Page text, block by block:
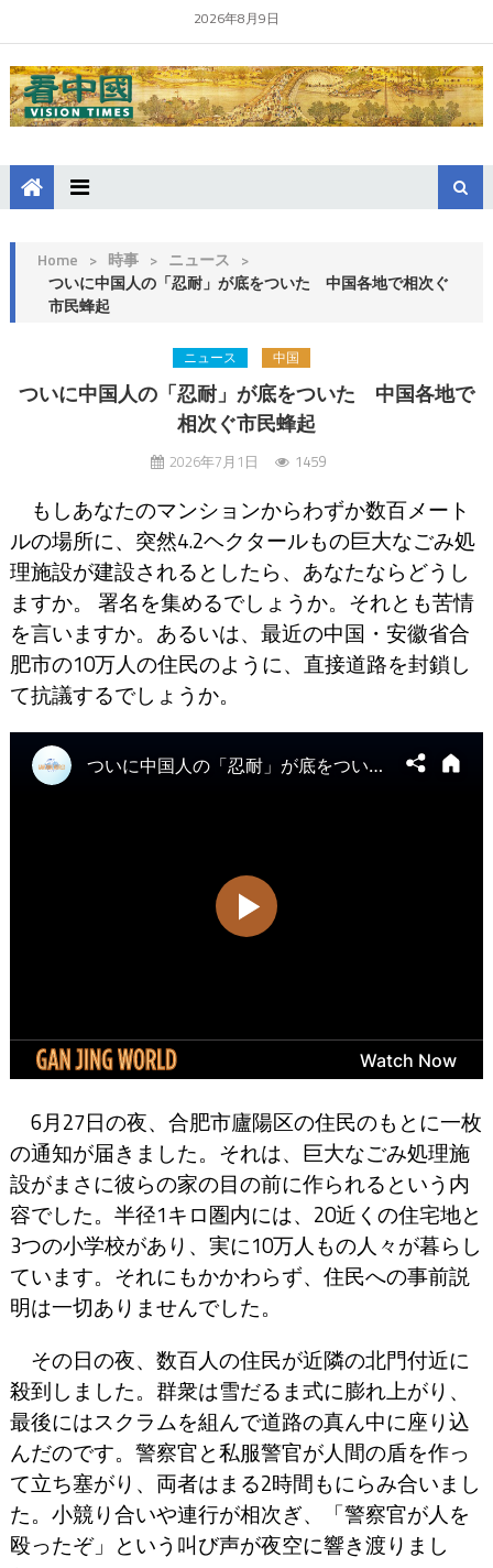
2026年8月9日
Home > 時事 > ニュース >
ついに中国人の「忍耐」が底をついた 中国各地で相次ぐ
市民蜂起
ニュース 中国
ついに中国人の「忍耐」が底をついた 中国各地で
相次ぐ市民蜂起
2026年7月1日 1459
もしあなたのマンションからわずか数百メート
ルの場所に、突然4.2ヘクタールもの巨大なごみ処
理施設が建設されるとしたら、あなたならどうし
ますか。 署名を集めるでしょうか。それとも苦情
を言いますか。あるいは、最近の中国・安徽省合
肥市の10万人の住民のように、直接道路を封鎖し
て抗議するでしょうか。
6月27日の夜、合肥市廬陽区の住民のもとに一枚
の通知が届きました。それは、巨大なごみ処理施
設がまさに彼らの家の目の前に作られるという内
容でした。半径1キロ圏内には、20近くの住宅地と
3つの小学校があり、実に10万人もの人々が暮らし
ています。それにもかかわらず、住民への事前説
明は一切ありませんでした。
その日の夜、数百人の住民が近隣の北門付近に
殺到しました。群衆は雪だるま式に膨れ上がり、
最後にはスクラムを組んで道路の真ん中に座り込
んだのです。警察官と私服警官が人間の盾を作っ
て立ち塞がり、両者はまる2時間もにらみ合いまし
た。小競り合いや連行が相次ぎ、「警察官が人を
殴ったぞ」という叫び声が夜空に響き渡りまし